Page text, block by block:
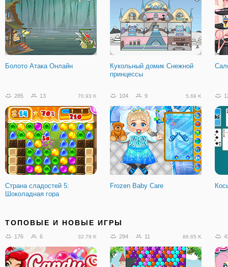
Болото Атака Онлайн
Кукольный домик Снежной
принцессы
285 13 70.93 K
Страна сладостей 5:
Шоколадная гора
104 9 5.69 K
Frozen Baby Care
ТОПОВЫЕ И НОВЫЕ ИГРЫ
176 6 32.79 K 294 11 86.65 K